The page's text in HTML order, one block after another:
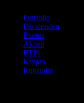
Portfolio
Dividenden
Events
Aktien
ETFs
Krypto
Rohstoffe